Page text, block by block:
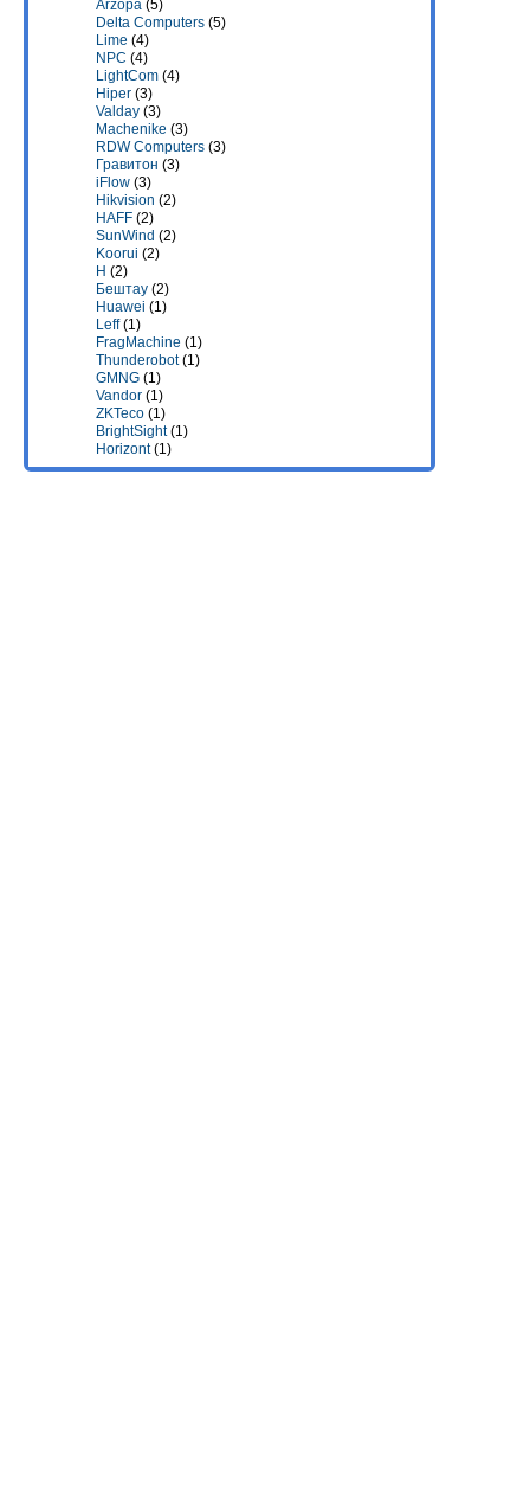
Arzopa (5)
Delta Computers (5)
Lime (4)
NPC (4)
LightCom (4)
Hiper (3)
Valday (3)
Machenike (3)
RDW Computers (3)
Гравитон (3)
iFlow (3)
Hikvision (2)
HAFF (2)
SunWind (2)
Koorui (2)
H (2)
Бештау (2)
Huawei (1)
Leff(1)
FragMachine (1)
Thunderobot(1)
GMNG (1)
Vandor (1)
ZKTeco (1)
BrightSight(1)
Horizont(1)